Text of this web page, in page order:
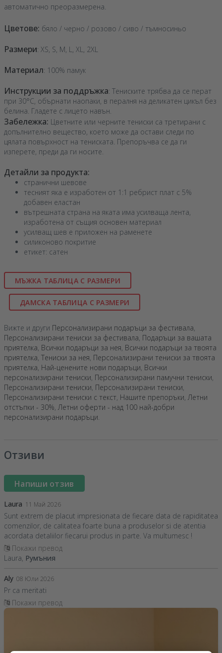
автоматично преоразмерена.
Цветове: бяло / черно / розово / сиво / тъмносиньо
Размери: XS, S, M, L, XL, 2XL
Материал: 100% памук
Инструкции за поддръжка: Тениските трябва да се перат
при 30°C, обърнати наопаки, в пералня на деликатен цикъл без
белина. Гладете с лицето навън.
Забележка: Цветните или черните тениски са третирани с
допълнително вещество, което може да остави следи по
цялата повърхност на тениската. Препоръчва се да ги
изперете, преди да ги носите.
Детайли за продукта:
странични шевове
тесният яка е изработен от 1:1 ребрист плат с 5%
добавен еластан
вътрешната страна на яката има усилваща лента,
изработена от същия основен материал
усилващ шев е приложен на раменете
силиконово покритие
етикет: сатен
МЪЖКА ТАБЛИЦА С РАЗМЕРИ
ДАМСКА ТАБЛИЦА С РАЗМЕРИ
Вижте и други Персонализирани подаръци за фестивала,
Персонализирани тениски за фестивала, Подаръци за вашата
приятелка, Всички подаръци за нея, Всички подаръци за твоята
приятелка, Тениски за нея, Персонализирани тениски за твоята
приятелка, Най-ценените нови подаръци, Всички
персонализирани тениски, Персонализирани памучни тениски,
Персонализирани тениски, Персонализирани тениски,
Персонализирани тениски с текст, Нашите препоръки, Летни
отстъпки - 30%, Летни оферти - над 100 най-добри
персонализирани подаръци.
Отзиви
Напиши отзив
Laura 11 Май 2026
Sunt extrem de placut impresionata de fiecare data de rapiditatea
comenzilor, de calitatea foarte buna a produselor si de atentia
acordata detaliilor fiecarui produs in parte. Va multumesc !
Покажи превод
Laura, Румъния
Aly 08 Юли 2026
Pr ca meritati
Покажи превод